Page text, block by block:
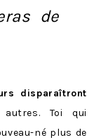
de
disparaîtront
Toi qui
né plus de